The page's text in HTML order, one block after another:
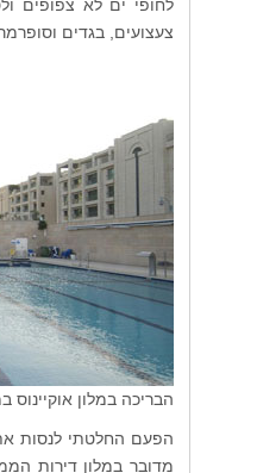
לחופי ים לא צפופים
צעצועים, בגדים
הבריכה במלון אוקיינוס
הפעם החלטתי לנסות
מדובר במלון דירות